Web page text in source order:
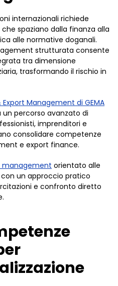
internazionali richiede
spaziano dalla finanza alla
alle normative doganali.
strutturata consente
tra dimensione
trasformando il rischio in
Management di GEMA
un percorso avanzato di
imprenditori e
consolidare competenze
e export finance.
management orientato alle
un approccio pratico
e confronto diretto